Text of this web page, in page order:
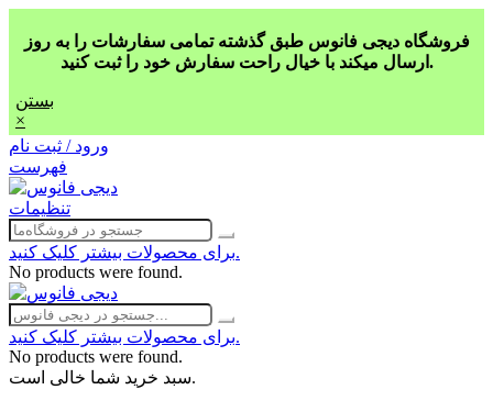
فروشگاه دیجی فانوس طبق گذشته تمامی سفارشات را به روز
ارسال میکند با خیال راحت سفارش خود را ثبت کنید.
بستن
×
ورود / ثبت نام
فهرست
تنظیمات
برای محصولات بیشتر کلیک کنید.
No products were found.
برای محصولات بیشتر کلیک کنید.
No products were found.
سبد خرید شما خالی است.